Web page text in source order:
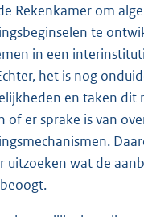
Rekenkamer om
te
in een
het is nog
en taken dit
of er sprake is van
uitzoeken wat de